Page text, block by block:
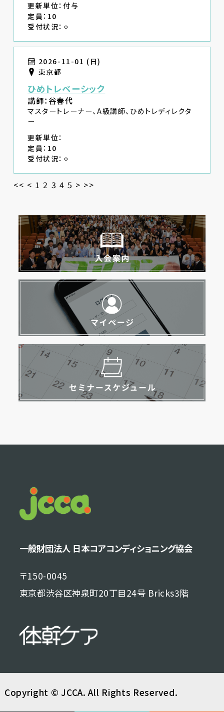
更新単位：付与
定員：10
受付状況：⚪︎
2026-11-01 (日)
東京都
ひめトレベーシック
講師：谷春代
マスタートレーナー、A級講師、ひめトレディレクタ
ー
更新単位：
定員：10
受付状況：⚪︎
<< < 1 2 3 4 5 > >>
一般財団法人 日本コアコンディショニング協会
〒150-0045
東京都渋谷区神泉町20丁目24号 Bricks3階
Copyright © JCCA. All Rights Reserved.